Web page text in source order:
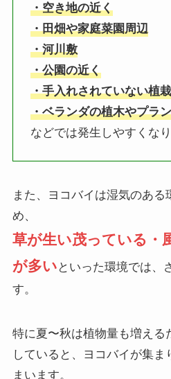
・空き地の近く
・田畑や家庭菜園周辺
・河川敷
・公園の近く
・手入れされていない植栽
・ベランダの植木やプラ
などでは発生しやすくなり
また、ヨコバイは湿気のある
め、
草が生い茂っている・
が多い といった環境では、
す。
特に夏〜秋は植物量も増える
していると、ヨコバイが集ま
まいます。